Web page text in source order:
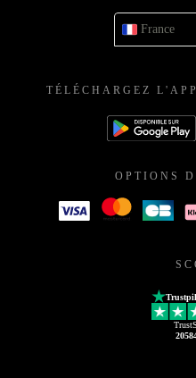
France
TÉLÉCHARGEZ
OPTIONS